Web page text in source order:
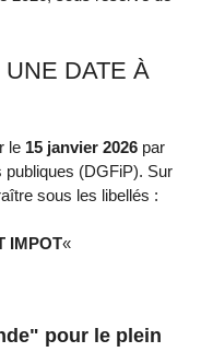
DATE À
le 15 janvier 2026 par
publiques (DGFiP). Sur
sous les libellés :
IMPOT«
pour le plein